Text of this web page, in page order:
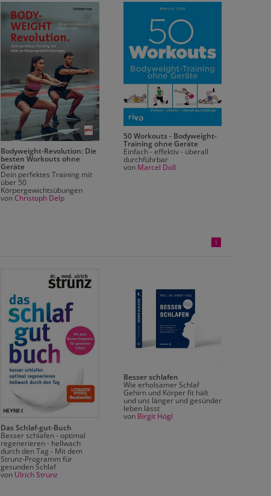
Bodyweight-Revolution: Die
besten Workouts ohne
Geräte
Dein perfektes Training mit
über 50
Körpergewichtsübungen
vonChristoph Delp
50 Workouts - Bodyweight-
Training ohne Geräte
Einfach - effektiv - überall
durchführbar
von Marcel Doll
1
Das Schlaf-gut-Buch
Besser schlafen - optimal
regenerieren - hellwach
durch den Tag - Mit dem
Strunz-Programm für
gesunden Schlaf
von Ulrich Strunz
Besser schlafen
Wie erholsamer Schlaf
Gehirn und Körper fit hält
und uns länger und gesünder
leben lässt
von Birgit Högl